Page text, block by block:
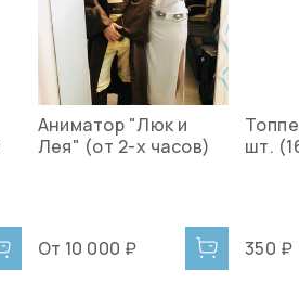
Аниматор "Люк и
Лея" (от 2-х часов)
От 10 000 ₽
шт.
350 ₽